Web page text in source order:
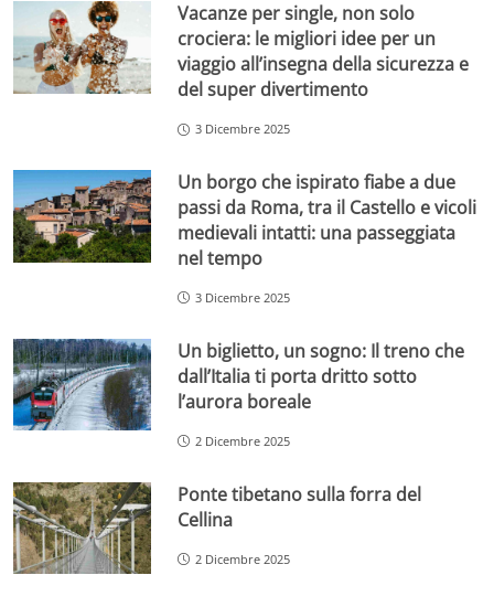
Vacanze per single, non solo
crociera: le migliori idee per un
viaggio all’insegna della sicurezza e
del super divertimento
3 Dicembre 2025
Un borgo che ispirato fiabe a due
passi da Roma, tra il Castello e vicoli
medievali intatti: una passeggiata
nel tempo
3 Dicembre 2025
Un biglietto, un sogno: Il treno che
dall’Italia ti porta dritto sotto
l’aurora boreale
2 Dicembre 2025
Ponte tibetano sulla forra del
Cellina
2 Dicembre 2025